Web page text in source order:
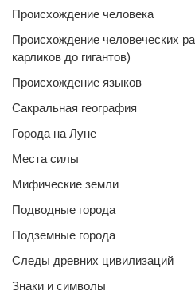
Происхождение человека
Происхождение человеческих
карликов до гигантов)
Происхождение языков
Сакральная география
Города на Луне
Места силы
Мифические земли
Подводные города
Подземные города
Следы древних цивилизаций
Знаки и символы